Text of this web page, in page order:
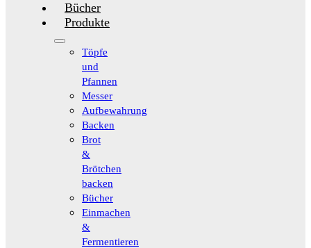
Bücher
Produkte
Töpfe
und
Pfannen
Messer
Aufbewahrung
Backen
Brot
&
Brötchen
backen
Bücher
Einmachen
&
Fermentieren